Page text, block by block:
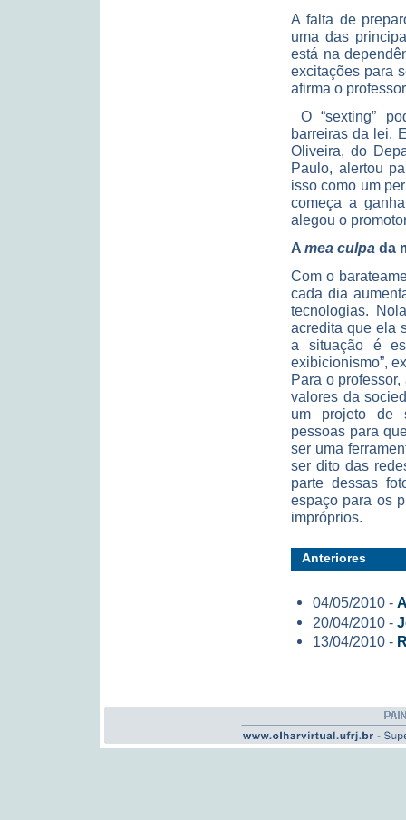
A falta de
uma das
está na
excitações para
afirma o
O “sexting”
barreiras da lei.
Oliveira, do
Paulo, alertou
isso como um
começa a
alegou o
A mea culpa da
Com o
cada dia
tecnologias.
acredita que ela
a situação é
exibicionismo”,
Para o
valores da
um projeto de
pessoas para
ser uma
ser dito das
parte dessas
espaço para os
impróprios.
Anteriores
04/05/2010 -
20/04/2010 -
13/04/2010 -